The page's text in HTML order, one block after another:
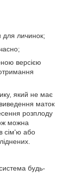
для личинок;
версією
який не має
маток
розплоду
можна
сім'ю або
будь-